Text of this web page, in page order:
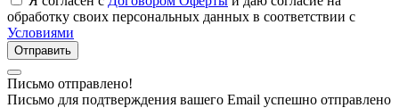
обработку своих персональных данных в соответствии с
Условиями
Отправить
Письмо отправлено!
Письмо для подтверждения вашего Email успешно отправлено